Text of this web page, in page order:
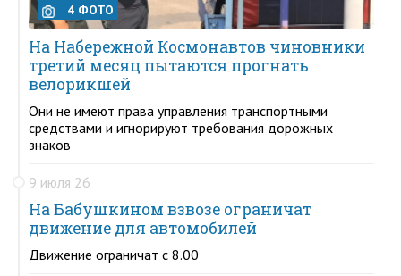
4 ФОТО
На Набережной Космонавтов чиновники
третий месяц пытаются прогнать
велорикшей
Они не имеют права управления транспортными
средствами и игнорируют требования дорожных
знаков
9 июля 26
На Бабушкином взвозе ограничат
движение для автомобилей
Движение ограничат с 8.00